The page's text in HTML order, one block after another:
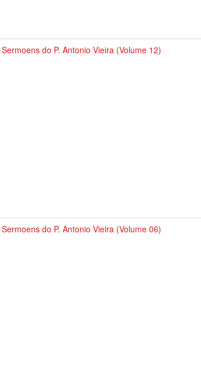
Sermoens do P. Antonio Vieira (Volume 12)
Sermoens do P. Antonio Vieira (Volume 06)